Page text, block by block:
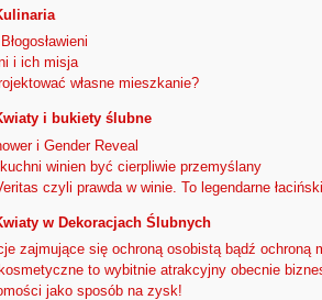
i ich misja
własne mieszkanie?
i bukiety ślubne
i Gender Reveal
winien być cierpliwie przemyślany
czyli prawda w winie. To legendarne
w Dekoracjach Ślubnych
zajmujące się ochroną osobistą bądź ochroną
to wybitnie atrakcyjny obecnie
jako sposób na zysk!